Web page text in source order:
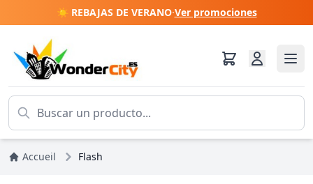
☀️ REBAJAS DE VERANO·Ver promociones
Accueil Flash